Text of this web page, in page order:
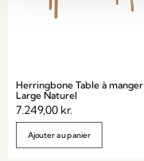
Herringbone Table à manger
Large Naturel
7.249,00 kr.
Ajouter au panier